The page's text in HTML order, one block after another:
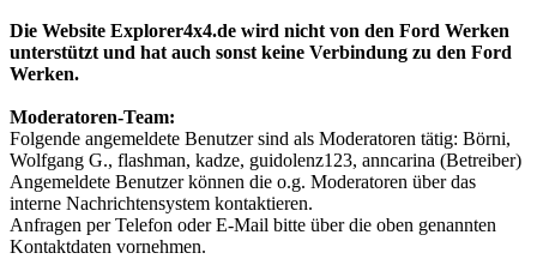
Die Website Explorer4x4.de wird nicht von den Ford Werken
unterstützt und hat auch sonst keine Verbindung zu den Ford
Werken.
Moderatoren-Team:
Folgende angemeldete Benutzer sind als Moderatoren tätig: Börni,
Wolfgang G., flashman, kadze, guidolenz123, anncarina (Betreiber)
Angemeldete Benutzer können die o.g. Moderatoren über das
interne Nachrichtensystem kontaktieren.
Anfragen per Telefon oder E-Mail bitte über die oben genannten
Kontaktdaten vornehmen.